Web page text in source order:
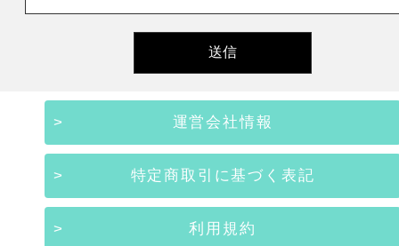
運営会社情報
特定商取引に基づく表記
利用規約